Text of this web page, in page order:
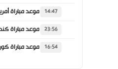
14:47
23:56
16:54